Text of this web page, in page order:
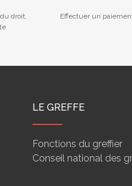
droit,
Effectuer un
LE GREFFE
Fonctions du greffier
Conseil national des